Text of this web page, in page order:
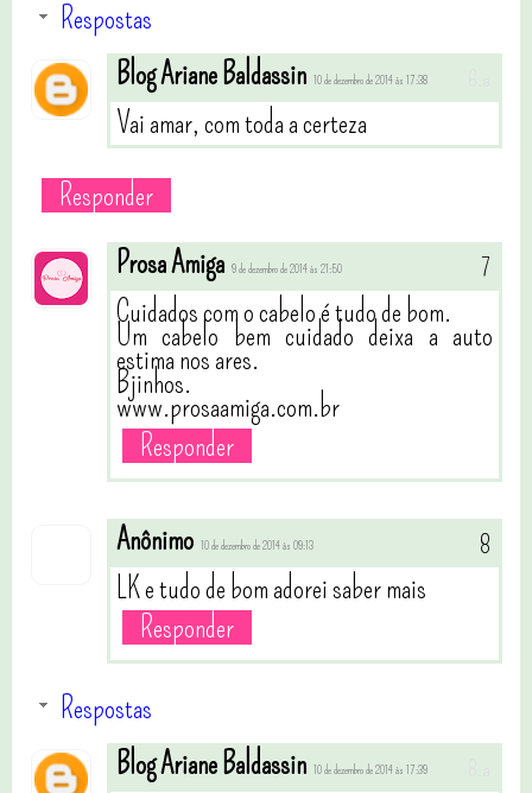
Respostas
Blog Ariane Baldassin
10 de dezembro de 2014 às 17:38
Vai amar, com toda a certeza
Responder
Prosa Amiga 9 de dezembro de 2014 às 21:50
Cuidados com o cabelo é tudo de bom.
Um cabelo bem cuidado deixa a auto
estima nos ares.
Bjinhos.
www.prosaamiga.com.br
Responder
Anônimo 10 de dezembro de 2014 às 09:13
LK e tudo de bom adorei saber mais
Responder
Respostas
Blog Ariane Baldassin 10 de dezembro de 2014 às 17:39